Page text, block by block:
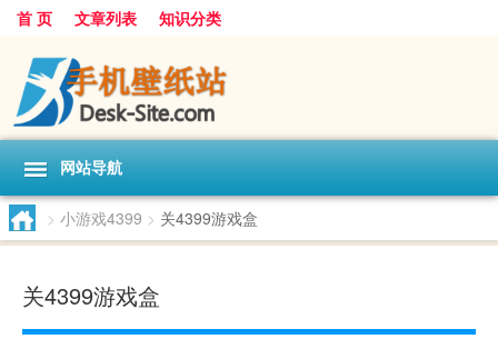
首 页 文章列表 知识分类
网站导航
> 小游戏4399 > 关4399游戏盒
关4399游戏盒